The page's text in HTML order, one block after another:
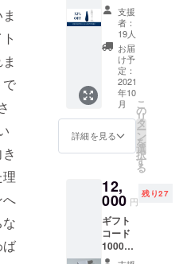
で
へ
ば
5,800円
ルブリ
カント
1個
3,800円
合計
9,600円
→6,500
円 送料
380円
→0円 9
月下旬
にお届
配送の
際はプ
ロダク
トがわ
からな
いよう
に、発
支援
者：
19人
お届
け予
定：
2021
年10
月
詳細を見る
こ
の
リ
タ
ー
ン
を
選
択
す
る
12,
000 円
残り27
ギフト
コード
10000
円分＋